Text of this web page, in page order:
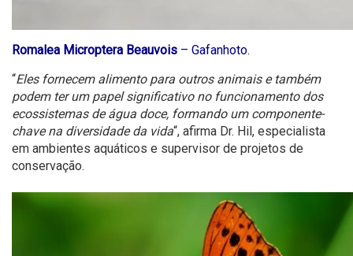
Romalea Microptera Beauvois – Gafanhoto.
“Eles fornecem alimento para outros animais e também
podem ter um papel significativo no funcionamento dos
ecossistemas de água doce, formando um componente-
chave na diversidade da vida“, afirma Dr. Hil, especialista
em ambientes aquáticos e supervisor de projetos de
conservação.